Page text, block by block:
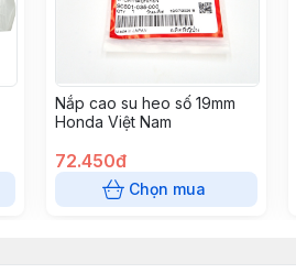
Nắp cao su heo số 19mm
Honda Việt Nam
72.450đ
Chọn mua